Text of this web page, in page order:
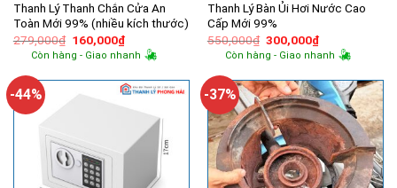
Thanh Lý Thanh Chắn Cửa An
Toàn Mới 99% (nhiều kích thước)
279,000₫ Giá
gốc
là:
160,000₫Giá
hiện
tại
160,000₫.
Còn hàng - Giao nhanh
Thanh Lý Bàn Ủi Hơi Nước Cao
Cấp Mới 99%
550,000₫ Giá
gốc
là:
300,000₫Giá
hiện
tại
300,000₫.
Còn hàng - Giao nhanh
-44% -37%